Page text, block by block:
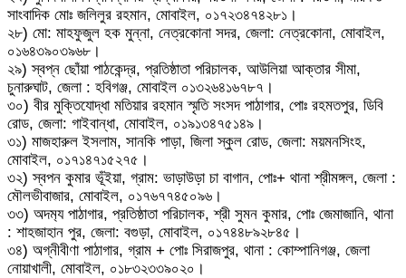
সাংবাদিক মোঃ জলিলুর রহমান, মোবাইল, ০১৭২৩৪৭৪২৮১।
২৮) মো: মাহফুজুল হক মুন্না, নেত্রকোনা সদর, জেলা: নেত্রকোনা, মোবাইল,
০১৬৪৩৯০৩৯৬৮।
২৯) স্বপ্ন ছোঁয়া পাঠকেন্দ্র, প্রতিষ্ঠাতা পরিচালক, আউলিয়া আক্তার সীমা,
চুনারুঘাট, জেলা : হবিগঞ্জ, মোবাইল ০১৩২৬৪১৬৭৮৭।
৩০) বীর মুক্তিযোদ্ধা মতিয়ার রহমান স্মৃতি সংসদ পাঠাগার, পোঃ রহমতপুর, ডিবি
রোড, জেলা: গাইবান্ধা, মোবাইল, ০১৯১৩৪৭৫১৪৯।
৩১) মাজহারুল ইসলাম, সানকি পাড়া, জিলা স্কুল রোড, জেলা: ময়মনসিংহ,
মোবাইল, ০১৭১৪৭১৫২৭৫।
৩২) স্বপন কুমার ভূঁইয়া, গ্রাম: ভাড়াউড়া চা বাগান, পোঃ+ থানা শ্রীমঙ্গল, জেলা :
মৌলভীবাজার, মোবাইল, ০১৭৬৭৭৪৫০৯৬।
৩৩) অদম‍্য পাঠাগার, প্রতিষ্ঠাতা পরিচালক, শ্রী সুমন কুমার, পোঃ জেমাজানি, থানা
: শাহজাহান পুর, জেলা: বগুড়া, মোবাইল, ০১৭৪৪৮৯২৮৪৫।
৩৪) অগ্নীবীণা পাঠাগার, গ্রাম + পোঃ সিরাজপুর, থানা : কোম্পানিগঞ্জ, জেলা
নোয়াখালী, মোবাইল, ০১৮৩২৩৩৯০২০।